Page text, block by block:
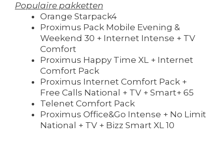
Populaire pakketten
Orange Starpack4
Proximus Pack Mobile Evening &
Weekend 30 + Internet Intense + TV
Comfort
Proximus Happy Time XL + Internet
Comfort Pack
Proximus Internet Comfort Pack +
Free Calls National + TV + Smart+ 65
Telenet Comfort Pack
Proximus Office&Go Intense + No Limit
National + TV + Bizz Smart XL 10